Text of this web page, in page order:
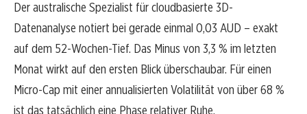
Der australische Spezialist für cloudbasierte 3D-
Datenanalyse notiert bei gerade einmal 0,03 AUD – exakt
auf dem 52-Wochen-Tief. Das Minus von 3,3 % im letzten
Monat wirkt auf den ersten Blick überschaubar. Für einen
Micro-Cap mit einer annualisierten Volatilität von über 68 %
ist das tatsächlich eine Phase relativer Ruhe.